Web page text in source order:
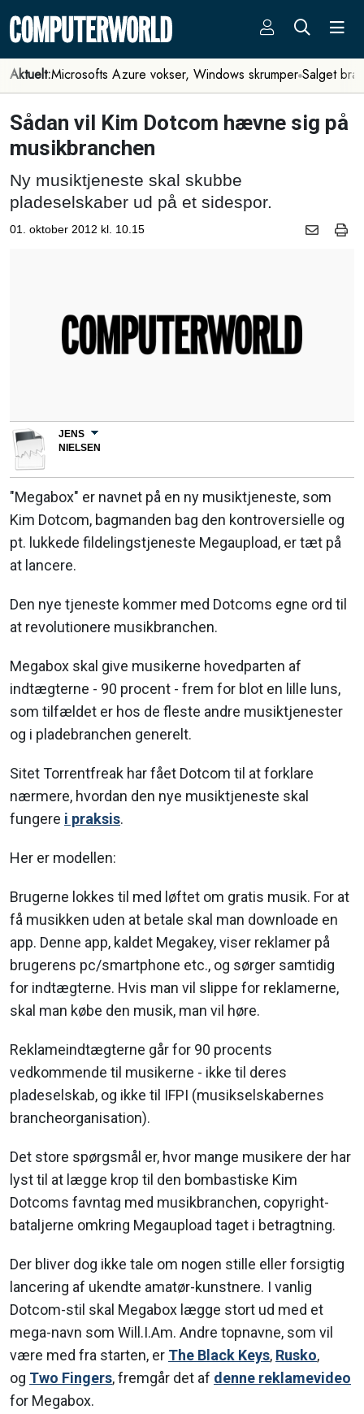
Aktuelt:Microsofts Azure vokser, Windows skrumper Salget
Sådan vil Kim Dotcom hævne sig på
musikbranchen
Ny musiktjeneste skal skubbe
pladeselskaber ud på et sidespor.
01. oktober 2012 kl. 10.15
JENS
NIELSEN
"Megabox" er navnet på en ny musiktjeneste, som
Kim Dotcom, bagmanden bag den kontroversielle og
pt. lukkede fildelingstjeneste Megaupload, er tæt på
at lancere.
Den nye tjeneste kommer med Dotcoms egne ord til
at revolutionere musikbranchen.
Megabox skal give musikerne hovedparten af
indtægterne - 90 procent - frem for blot en lille luns,
som tilfældet er hos de fleste andre musiktjenester
og i pladebranchen generelt.
Sitet Torrentfreak har fået Dotcom til at forklare
nærmere, hvordan den nye musiktjeneste skal
fungere i praksis.
Her er modellen:
Brugerne lokkes til med løftet om gratis musik. For at
få musikken uden at betale skal man downloade en
app. Denne app, kaldet Megakey, viser reklamer på
brugerens pc/smartphone etc., og sørger samtidig
for indtægterne. Hvis man vil slippe for reklamerne,
skal man købe den musik, man vil høre.
Reklameindtægterne går for 90 procents
vedkommende til musikerne - ikke til deres
pladeselskab, og ikke til IFPI (musikselskabernes
brancheorganisation).
Det store spørgsmål er, hvor mange musikere der har
lyst til at lægge krop til den bombastiske Kim
Dotcoms favntag med musikbranchen, copyright-
bataljerne omkring Megaupload taget i betragtning.
Der bliver dog ikke tale om nogen stille eller forsigtig
lancering af ukendte amatør-kunstnere. I vanlig
Dotcom-stil skal Megabox lægge stort ud med et
mega-navn som Will.I.Am. Andre topnavne, som vil
være med fra starten, er The Black Keys, Rusko,
og Two Fingers, fremgår det af denne reklamevideo
for Megabox.